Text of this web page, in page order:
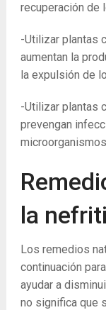
recuperación de
-Utilizar plantas
aumentan la
la expulsión de
-Utilizar plantas
prevengan
la
Los remedios
continuación
ayudar a
no significa que